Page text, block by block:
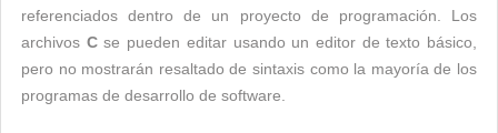
referenciados dentro de un proyecto de programación. Los
archivos Cse pueden editar usando un editor de texto básico,
pero no mostrarán resaltado de sintaxis como la mayoría de los
programas de desarrollo de software.